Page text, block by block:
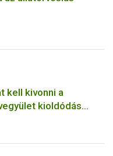
kell kivonni a
kioldódás